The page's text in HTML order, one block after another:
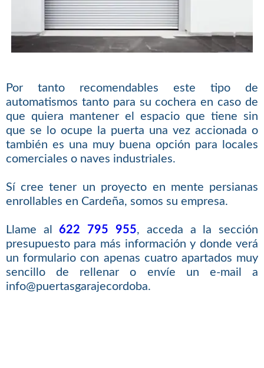
Por tanto recomendables este tipo de
automatismos tanto para su cochera en caso de
que quiera mantener el espacio que tiene sin
que se lo ocupe la puerta una vez accionada o
también es una muy buena opción para locales
comerciales o naves industriales.
Sí cree tener un proyecto en mente persianas
enrollables en Cardeña, somos su empresa.
Llame al622 795 955, acceda a la sección
presupuesto para más información y donde verá
un formulario con apenas cuatro apartados muy
sencillo de rellenar o envíe un e-mail a
info@puertasgarajecordoba.